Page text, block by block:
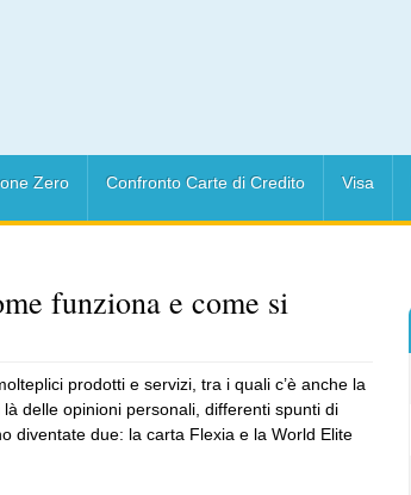
Zero Confronto Carte di Credito Visa
funziona e come si
prodotti e servizi, tra i quali c’è anche la
delle opinioni personali, differenti spunti di
diventate due: la carta Flexia e la World Elite